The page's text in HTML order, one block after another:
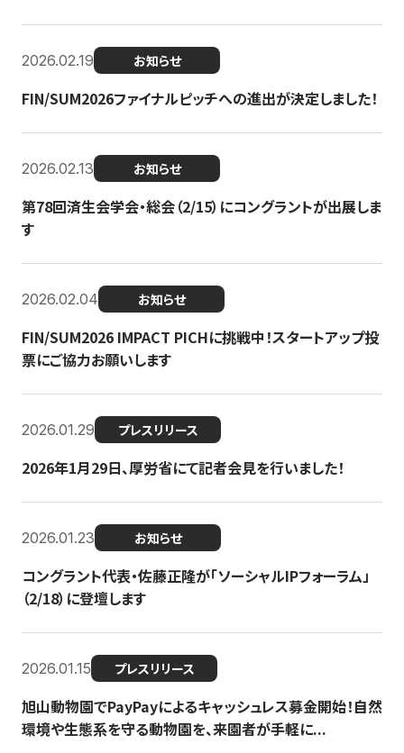
2026.02.19 お知らせ
FIN/SUM2026ファイナルピッチへの進出が決定しました！
2026.02.13 お知らせ
第78回済生会学会・総会（2/15）にコングラントが出展しま
す
2026.02.04 お知らせ
FIN/SUM2026 IMPACT PICHに挑戦中！スタートアップ投
票にご協力お願いします
2026.01.29 プレスリリース
2026年1月29日、厚労省にて記者会見を行いました！
2026.01.23 お知らせ
コングラント代表・佐藤正隆が「ソーシャルIPフォーラム」
（2/18）に登壇します
2026.01.15 プレスリリース
旭山動物園でPayPayによるキャッシュレス募金開始！自然
環境や生態系を守る動物園を、来園者が手軽に...